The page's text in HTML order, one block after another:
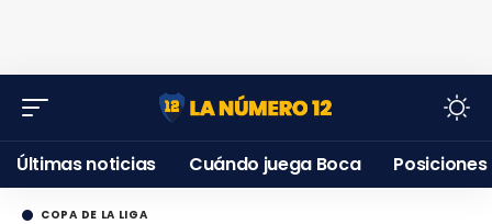
Últimas noticias Cuándo juega Boca Posiciones
COPA DE LA LIGA